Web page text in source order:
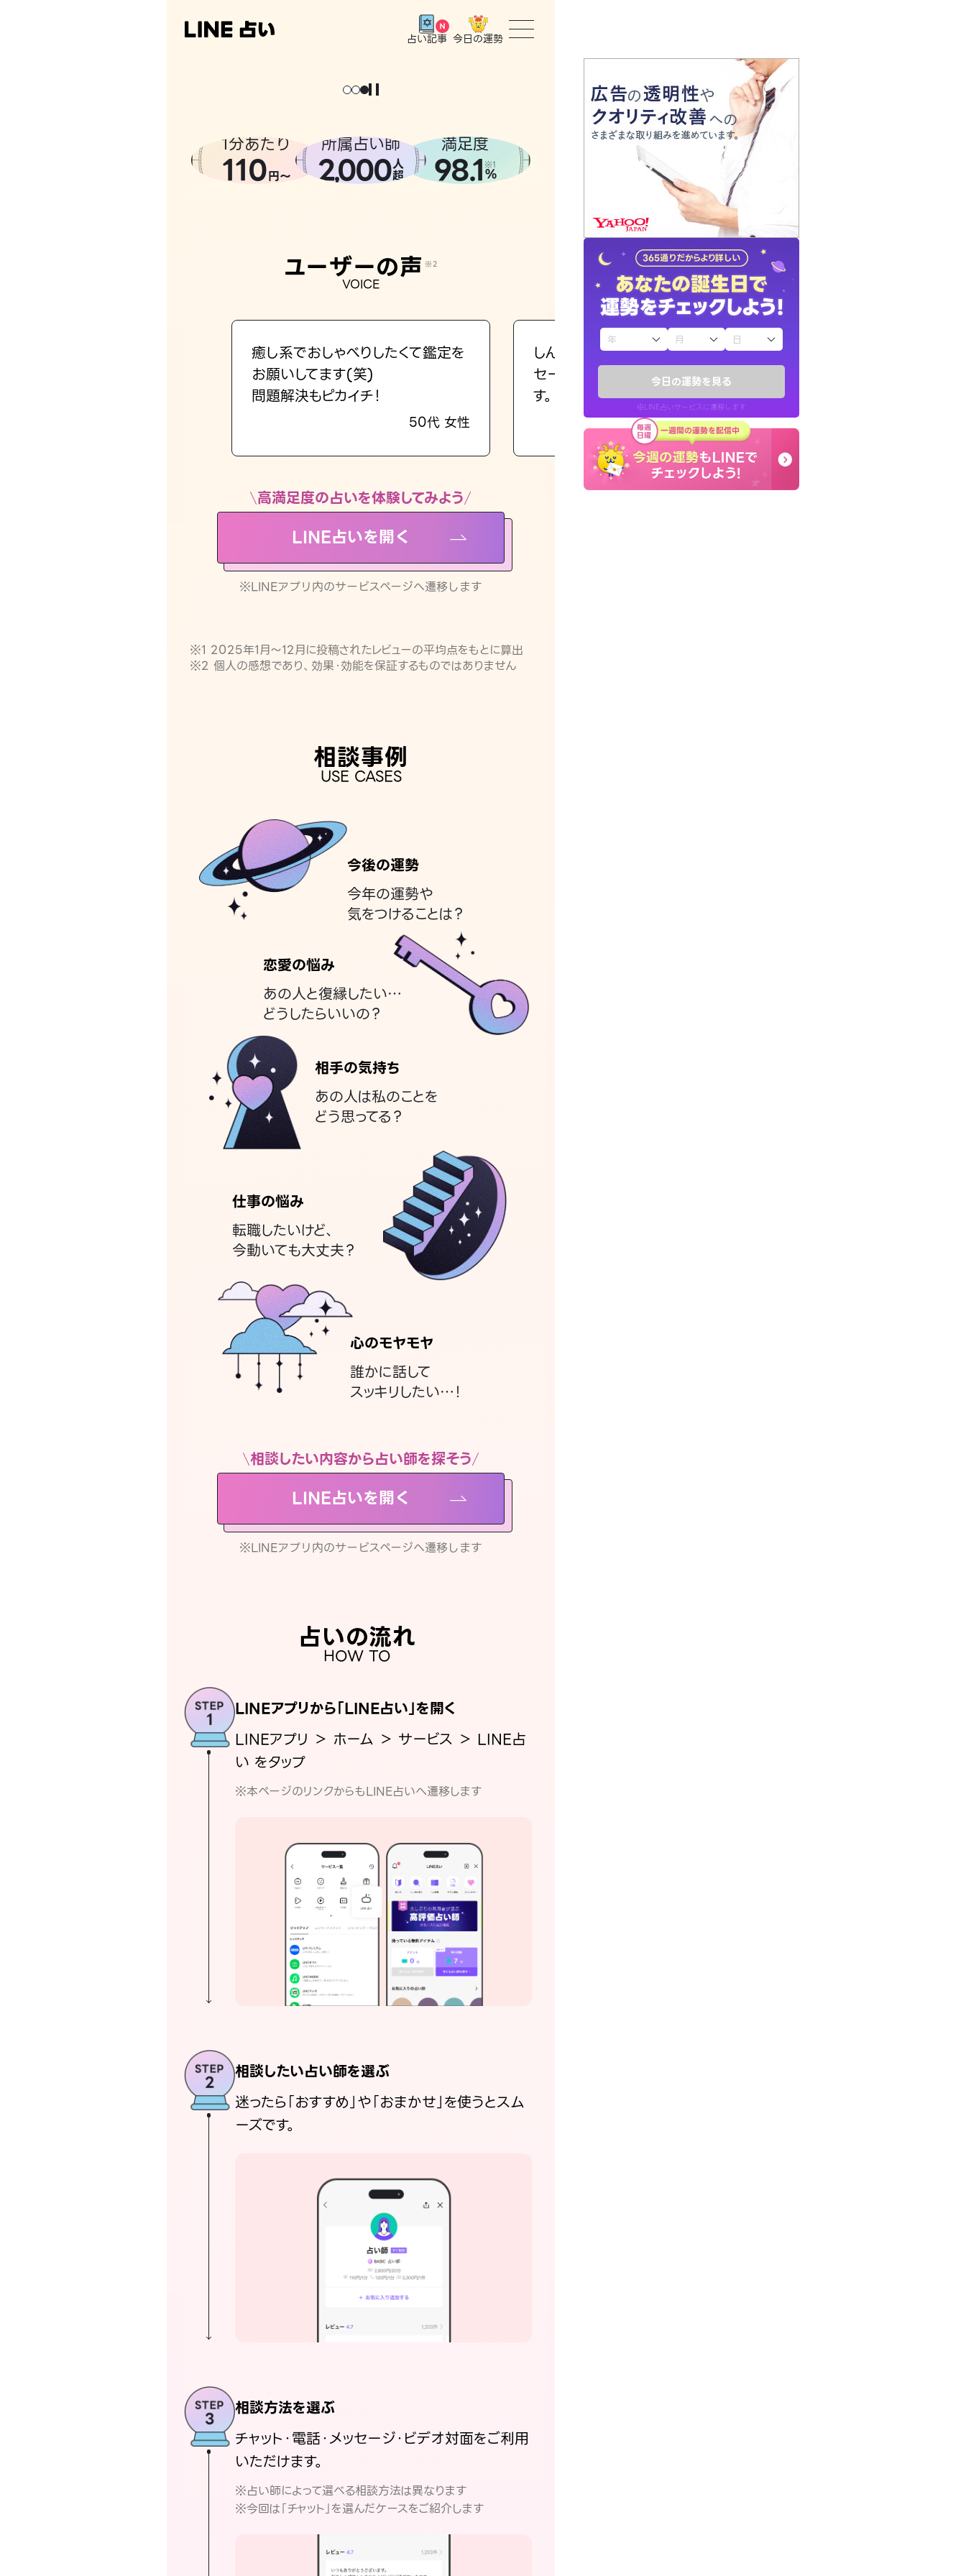
今日の運勢を見る
※LINE占いサービスに遷移します
占い記事 今日の運勢
トップ
ユーザーの声
占いの流れ
おすすめの占い師
よくある質問
えもじの子（占）12星座占い
お知らせ
1分あたり
110円〜
所属占い師
2,000人
超
満足度
98.1 ※1
%
ユーザーの声 ※2
VOICE
癒し系でおしゃべりしたくて鑑定を
お願いしてます(笑)
問題解決もピカイチ！
50代 女性
しんどくなってましたが、先生のメッ
セージを読み返してお守りにしてま
す。
40代 女性
高満足度の占いを体験してみよう
LINE占いを開く
※LINEアプリ内のサービスページへ遷移します
※1 2025年1月〜12月に投稿されたレビューの平均点をもとに算出
※2 個人の感想であり、効果・効能を保証するものではありません
相談事例
USE CASES
今後の運勢
今年の運勢や
気をつけることは？
恋愛の悩み
あの人と復縁したい…
どうしたらいいの？
相手の気持ち
あの人は私のことを
どう思ってる？
仕事の悩み
転職したいけど、
今動いても大丈夫？
心のモヤモヤ
誰かに話して
スッキリしたい…！
相談したい内容から占い師を探そう
LINE占いを開く
※LINEアプリ内のサービスページへ遷移します
占いの流れ
HOW TO
LINEアプリから「LINE占い」を開く
LINEアプリ ＞ ホーム ＞ サービス ＞ LINE占
い をタップ
※本ページのリンクからもLINE占いへ遷移します
相談したい占い師を選ぶ
迷ったら「おすすめ」や「おまかせ」を使うとスム
ーズです。
相談方法を選ぶ
チャット・電話・メッセージ・ビデオ対面をご利用
いただけます。
※占い師によって選べる相談方法は異なります
※今回は「チャット」を選んだケースをご紹介します